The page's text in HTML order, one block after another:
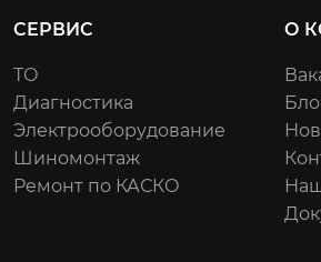
СЕРВИС
ТО
Диагностика
Электрооборудование
Шиномонтаж
Ремонт по КАСКО
О